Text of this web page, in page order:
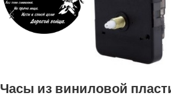
Часы из виниловой